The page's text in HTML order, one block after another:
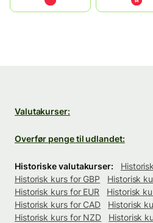
Valutakurser:
Overfør penge til udlandet:
Historiske valutakurser:
Historisk kurs for GBP
Historisk
Historisk kurs for EUR
Historisk
Historisk kurs for CAD
Historisk
Historisk kurs for NZD
Historisk